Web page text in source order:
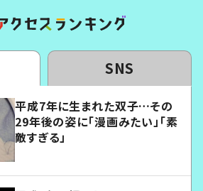
SNS
平成7年に生まれた双子…その
29年後の姿に「漫画みたい」「素
敵すぎる」